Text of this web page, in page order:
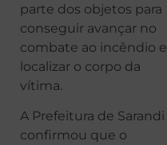
parte dos objetos para
conseguir avançar no
combate ao incêndio e
localizar o corpo da
vítima.
A Prefeitura de Sarandi
confirmou que o